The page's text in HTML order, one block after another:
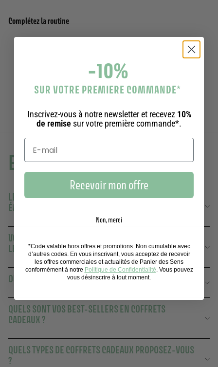
Complétez la routine
Ajouter au panier
Coffret Beauté Femme - Soins du visage
En savoir plus
LE RITUEL D’OFFRIR UN COFFRET CADEAU : ENTRE
ÉMOTION ET ENGAGEMENT
VOS COFFRETS CADEAUX CONVIENNENT-ILS À TOUTES
LES OCCASIONS ?
OÙ SONT FABRIQUÉS VOS COFFRETS CADEAUX ?
QUELS SONT VOS BEST-SELLERS EN COFFRETS
CADEAUX ?
QUELS TYPES DE COFFRETS CADEAUX PROPOSEZ-VOUS
?
-10%
SUR VOTRE PREMIERE COMMANDE*
Inscrivez-vous à notre newsletter et recevez 10%
de remise sur votre première commande*.
Recevoir mon offre
Non, merci
*Code valable hors offres et promotions. Non cumulable avec
d’autres codes. En vous inscrivant, vous acceptez de recevoir
les offres commerciales et actualités de Panier des Sens
conformément à notre Politique de Confidentialité. Vous pouvez
vous désinscrire à tout moment.